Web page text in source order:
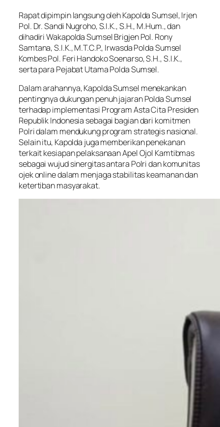
Rapat dipimpin langsung oleh Kapolda Sumsel, Irjen
Pol. Dr. Sandi Nugroho, S.I.K., S.H., M.Hum., dan
dihadiri Wakapolda Sumsel Brigjen Pol. Rony
Samtana, S.I.K., M.T.C.P., Irwasda Polda Sumsel
Kombes Pol. Feri Handoko Soenarso, S.H., S.I.K.,
serta para Pejabat Utama Polda Sumsel.
Dalam arahannya, Kapolda Sumsel menekankan
pentingnya dukungan penuh jajaran Polda Sumsel
terhadap implementasi Program Asta Cita Presiden
Republik Indonesia sebagai bagian dari komitmen
Polri dalam mendukung program strategis nasional.
Selain itu, Kapolda juga memberikan penekanan
terkait kesiapan pelaksanaan Apel Ojol Kamtibmas
sebagai wujud sinergitas antara Polri dan komunitas
ojek online dalam menjaga stabilitas keamanan dan
ketertiban masyarakat.